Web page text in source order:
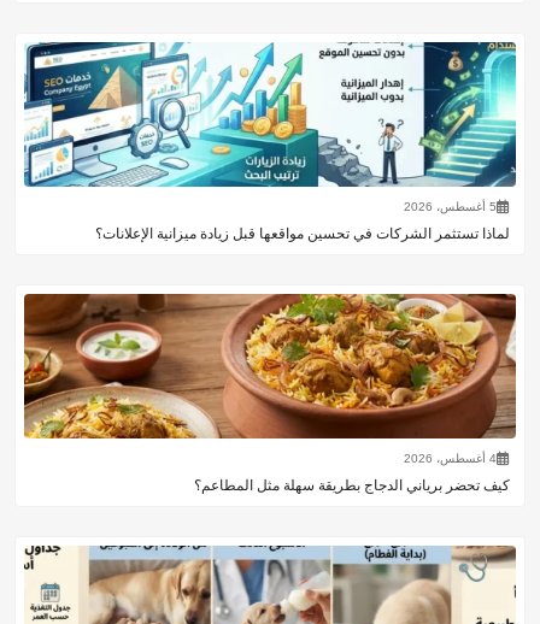
5 أغسطس، 2026
لماذا تستثمر الشركات في تحسين مواقعها قبل زيادة ميزانية الإعلانات؟
4 أغسطس، 2026
كيف تحضر برياني الدجاج بطريقة سهلة مثل المطاعم؟